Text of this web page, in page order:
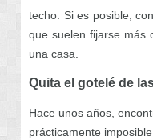
techo. Si es posible,
que suelen fijarse más
una casa.
Quita el gotelé de
Hace unos años,
prácticamente